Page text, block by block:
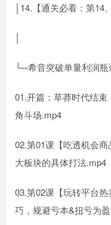
│14.【通关必看：第14
│
└─希音突破单量利润瓶
01.开篇：草莽时代结
角斗场.mp4
02.第01课【吃透机会
大板块的具体打法.mp4
03.第02课【玩转平台
巧，规避亏本&扭亏为